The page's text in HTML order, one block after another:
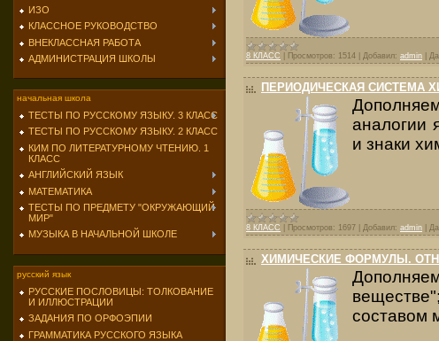
ИЗО
КЛАССНОЕ РУКОВОДСТВО
ВНЕКЛАССНАЯ РАБОТА
АДМИНИСТРАЦИЯ ШКОЛЫ
начальная школа
ТЕСТЫ ПО РУССКОМУ ЯЗЫКУ. 3 КЛАСС
ТЕСТЫ ПО РУССКОМУ ЯЗЫКУ. 2 КЛАСС
КИМ ПО ЛИТЕРАТУРНОМУ ЧТЕНИЮ. 1
КЛАСС
АНГЛИЙСКИЙ ЯЗЫК
МАТЕМАТИКА
ТЕСТЫ ПО ПРЕДМЕТУ "ОКРУЖАЮЩИЙ
МИР"
МУЗЫКА В НАЧАЛЬНОЙ ШКОЛЕ
русский язык
РУССКИЕ ПОСЛОВИЦЫ: ТОЛКОВАНИЕ
И ИЛЛЮСТРАЦИИ
ЗАДАНИЯ ПО ОРФОЭПИИ
ГРАММАТИКА РУССКОГО ЯЗЫКА
8 КЛАСС Просмотров: 1514 Добавил: admin
ПЕРИОДИЧЕСКАЯ СИСТЕМА
аналогии
и знаки
8 КЛАСС Просмотров: 1697 Добавил: admin
ХИМИЧЕСКИЕ ФОРМУЛЫ.
составом